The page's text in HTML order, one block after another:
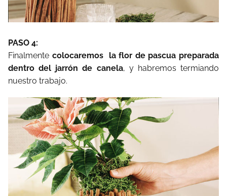
PASO 4:
Finalmente colocaremos la flor de pascua preparada
dentro del jarrón de canela, y habremos termiando
nuestro trabajo.